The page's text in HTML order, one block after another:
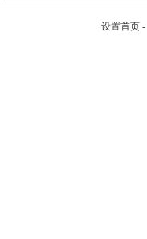
设置首页-